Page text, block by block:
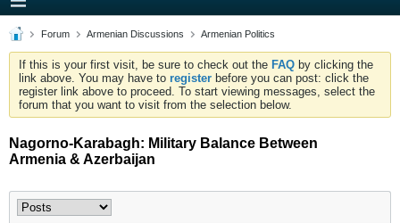
Forum Armenian Discussions Armenian Politics
If this is your first visit, be sure to check out the FAQ by clicking the
link above. You may have to register before you can post: click the
register link above to proceed. To start viewing messages, select the
forum that you want to visit from the selection below.
Nagorno-Karabagh: Military Balance Between
Armenia & Azerbaijan